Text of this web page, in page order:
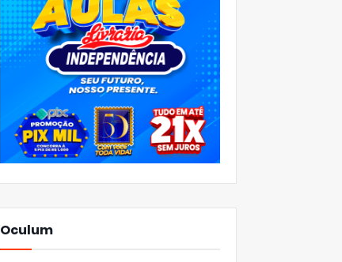
Oculum